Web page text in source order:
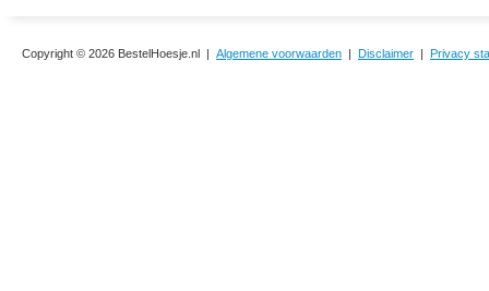
Copyright © 2026 BestelHoesje.nl | Algemene voorwaarden | Disclaimer | Privacy